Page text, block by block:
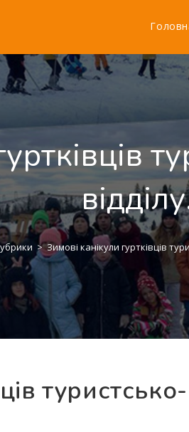
> Зимові канікули гуртківців
туристсько-